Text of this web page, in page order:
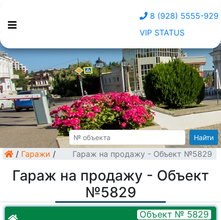
8 (928) 5555-929
VIP STATUS
Найти
/ Гаражи / Гараж на продажу - Объект №5829
Гараж на продажу - Объект
№5829
Объект № 5829